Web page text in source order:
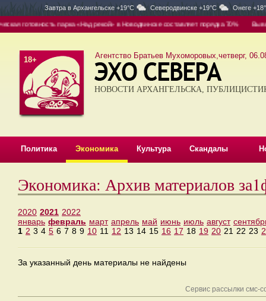
Завтра в Архангельске +19°C Северодвинске +19°C Онеге
готовность парка «Над рекой» в Новодвинске составляет порядка 70% Вывоз
18+ Агентство Братьев Мухоморовых,четверг,
НОВОСТИ АРХАНГЕЛЬСКА,
Политика Экономика Культура Скандалы
Экономика: Архив материалов
2020 2021 2022
январь февраль март апрель май июнь июль август
1 2 3 4 5 6 7 8 9 10 11 12 13 14 15 16 17 18 19 20 21 22 23
За указанный день материалы не найдены
Сервис рассылки смс-